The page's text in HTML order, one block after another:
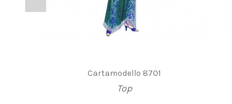
Cartamodello 8701
Top